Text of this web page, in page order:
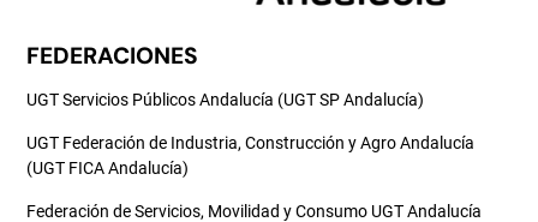
FEDERACIONES
UGT Servicios Públicos Andalucía (UGT SP Andalucía)
UGT Federación de Industria, Construcción y Agro Andalucía
(UGT FICA Andalucía)
Federación de Servicios, Movilidad y Consumo UGT Andalucía